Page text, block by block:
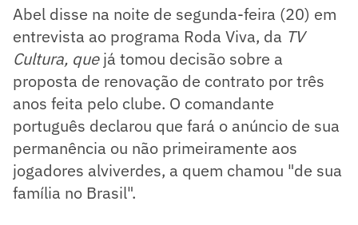
Abel disse na noite de segunda-feira (20) em
entrevista ao programa Roda Viva, da TV
Cultura, quejá tomou decisão sobre a
proposta de renovação de contrato por três
anos feita pelo clube. O comandante
português declarou que fará o anúncio de sua
permanência ou não primeiramente aos
jogadores alviverdes, a quem chamou "de sua
família no Brasil".